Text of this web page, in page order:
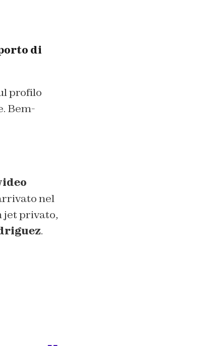
di
profilo
Bem-
nel
jet privato,
.